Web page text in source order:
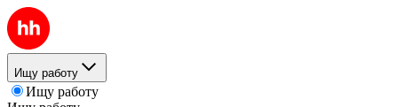
Ищу работу
Ищу работу